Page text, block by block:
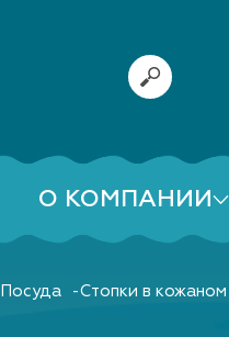
О КОМПАНИИ
Посуда Стопки в